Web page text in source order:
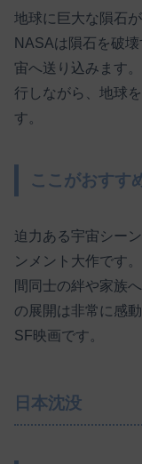
地球に巨大な隕石
NASAは隕石を破
宙へ送り込みます
行しながら、地球
す。
ここがおすす
迫力ある宇宙シー
ンメント大作です
間同士の絆や家族
の展開は非常に感
SF映画です。
日本沈没